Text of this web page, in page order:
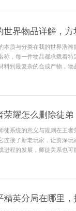
世界物品详解，
本质与分类在我的世界浩
称，每一件物品都承载着
料到最复杂的合成产物，
荣耀怎么删除徒
徒系统的意义与规则在王
连接了新老玩家，让资深
进程的发展，师徒关系也
精英分局在哪里